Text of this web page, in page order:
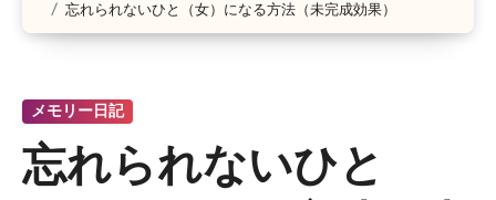
忘れられないひと（女）になる方法（未完成効果）
メモリー日記
忘れられないひと